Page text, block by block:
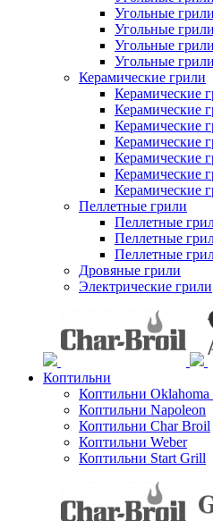
Угольные
Угольные
Угольные
Угольные
Керамические грили
Керамические
Керамические
Керамические
Керамические
Керамические
Керамические
Керамические
Пеллетные грили
Пеллетные
Пеллетные
Пеллетные
Дровяные грили
Электрические грили
Коптильни
Коптильни Oklahoma
Коптильни Napoleon
Коптильни Char Broil
Коптильни Weber
Коптильни Start Grill